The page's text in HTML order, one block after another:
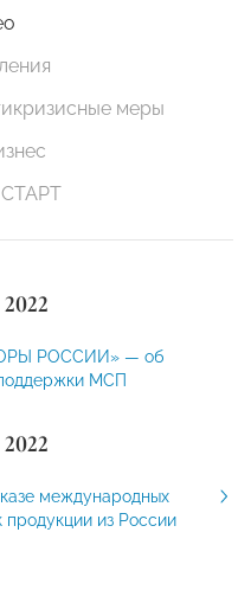
меры
РОССИИ» — об
МСП
международных
продукции из России